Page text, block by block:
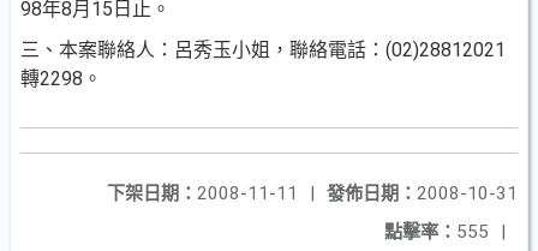
98年8月15日止 。
三 、本案聯絡人：呂秀玉小姐，聯絡電話：(02)28812021
轉2298 。
發佈日期： 2008-10-31
下架日期： 2008-11-11
|
點擊率： 555 |